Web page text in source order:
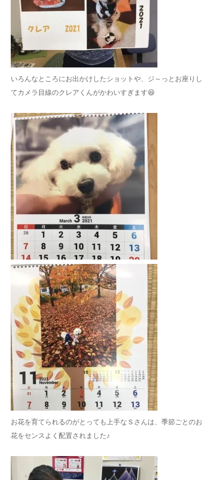
いろんなところにお出かけしたショットや、ジ～っとお座りし
てカメラ目線のクレアくんがかわいすぎます😆
お花を育てられるのがとっても上手なＳさんは、季節ごとのお
花をセンスよく配置されました♪